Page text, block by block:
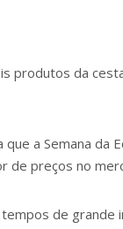
produtos da
a Semana da
de preços no
de grande